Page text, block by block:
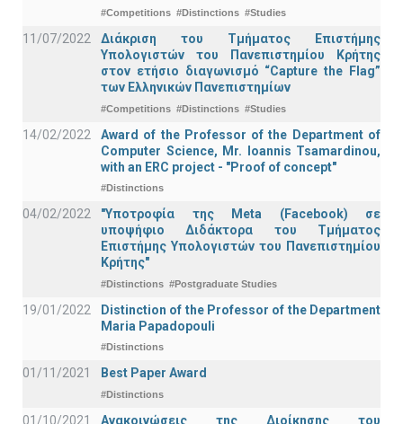
#Competitions #Distinctions #Studies
11/07/2022
Διάκριση του Τμήματος Επιστήμης
Υπολογιστών του Πανεπιστημίου Κρήτης
στον ετήσιο διαγωνισμό “Capture the Flag”
των Ελληνικών Πανεπιστημίων
#Competitions #Distinctions #Studies
14/02/2022
Award of the Professor of the Department of
Computer Science, Mr. Ioannis Tsamardinou,
with an ERC project - "Proof of concept"
#Distinctions
04/02/2022
"Υποτροφία της Meta (Facebook) σε
υποψήφιο Διδάκτορα του Τμήματος
Επιστήμης Υπολογιστών του Πανεπιστημίου
Κρήτης"
#Distinctions #Postgraduate Studies
19/01/2022
Distinction of the Professor of the Department
Maria Papadopouli
#Distinctions
01/11/2021 Best Paper Award
#Distinctions
01/10/2021
Ανακοινώσεις της Διοίκησης του